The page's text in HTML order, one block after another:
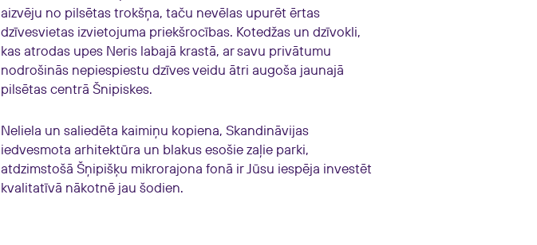
aizvēju no pilsētas trokšņa, taču nevēlas upurēt ērtas
dzīvesvietas izvietojuma priekšrocības. Kotedžas un dzīvokli,
kas atrodas upes Neris labajā krastā, ar savu privātumu
nodrošinās nepiespiestu dzīves veidu ātri augoša jaunajā
pilsētas centrā Šnipiskes.
Neliela un saliedēta kaimiņu kopiena, Skandināvijas
iedvesmota arhitektūra un blakus esošie zaļie parki,
atdzimstošā Šņipišķu mikrorajona fonā ir Jūsu iespēja investēt
kvalitatīvā nākotnē jau šodien.